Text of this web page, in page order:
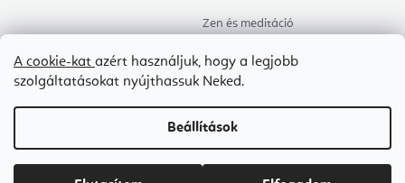
A cookie-kat azért használjuk, hogy a legjobb
szolgáltatásokat nyújthassuk Neked.
Beállítások
Zen és meditáció
Aromaterápia
Egészséges alvás
Kedvenceink
Copyright 2026Flexity. Minden jog fenntartva.Süti beállítások szerkesztése